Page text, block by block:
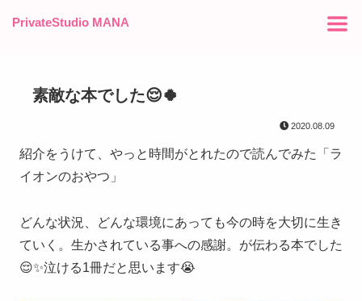
PrivateStudio MANA
素敵な本でした😌🍀
2020.08.09
紹介をうけて、やっと時間がとれたので読んでみた「ラ
イオンのおやつ」
どんな状況、どんな環境にあっても今の時を大切に生き
ていく。生かされている事への感謝。が伝わる本でした
😌✨泣ける1冊だと思います😭